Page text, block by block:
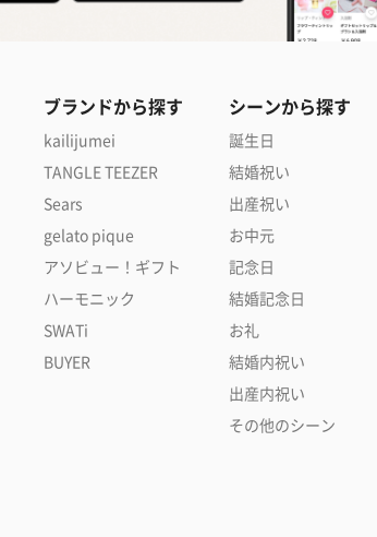
ブランドから探す
kailijumei
TANGLE TEEZER
Sears
gelato pique
アソビュー！ギフト
ハーモニック
SWATi
BUYER
シーンから探す
誕生日
結婚祝い
出産祝い
お中元
記念日
結婚記念日
お礼
結婚内祝い
出産内祝い
その他のシーン